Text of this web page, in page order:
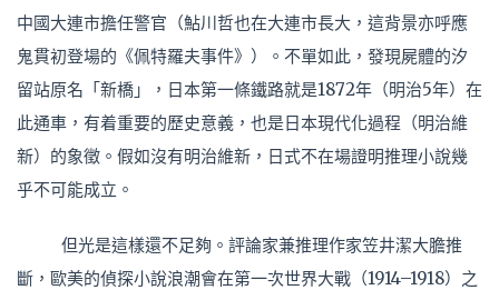
中國大連市擔任警官（鮎川哲也在大連市長大，這背景亦呼應
鬼貫初登場的《佩特羅夫事件》）。不單如此，發現屍體的汐
留站原名「新橋」，日本第一條鐵路就是1872年（明治5年）在
此通車，有着重要的歷史意義，也是日本現代化過程（明治維
新）的象徵。假如沒有明治維新，日式不在場證明推理小說幾
乎不可能成立。
但光是這樣還不足夠。評論家兼推理作家笠井潔大膽推
斷，歐美的偵探小說浪潮會在第一次世界大戰（1914–1918）之